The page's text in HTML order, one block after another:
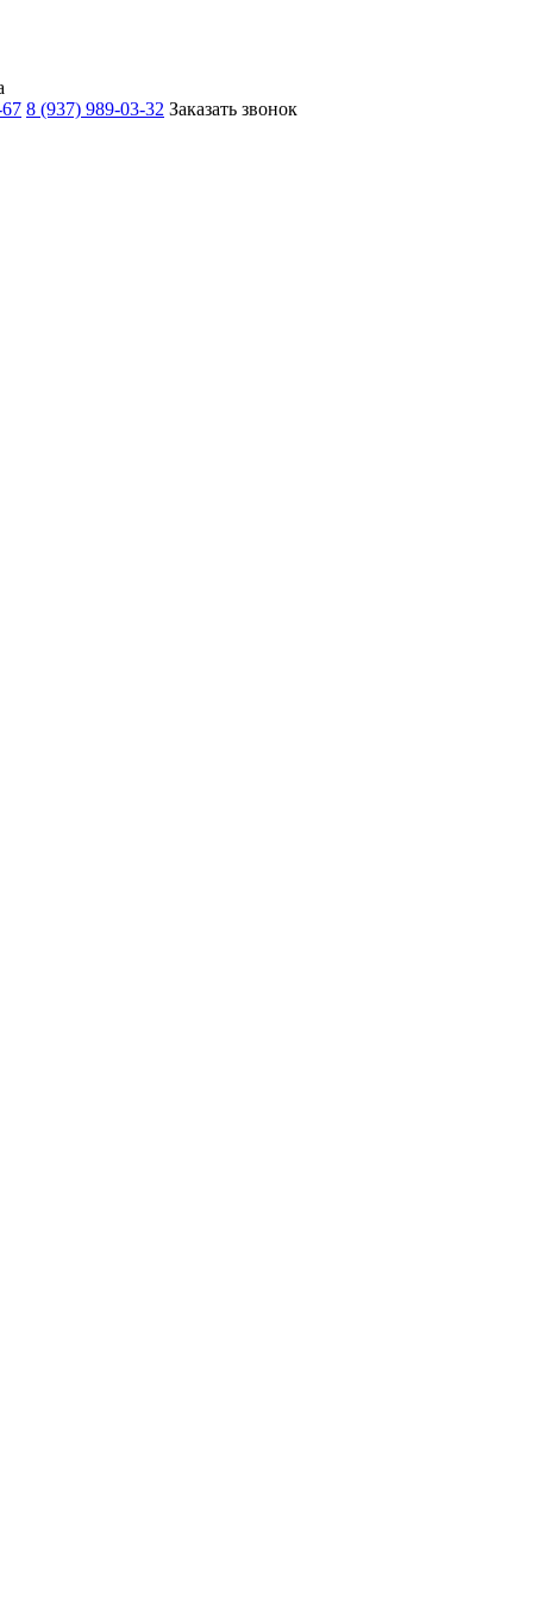
8 (937) 989-03-32 Заказать звонок